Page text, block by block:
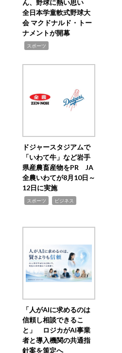
ん、野球に熱い思い
全日本学童軟式野球大
会 マクドナルド・トー
ナメントが開幕
スポーツ
ドジャースタジアムで
「いわて牛」など岩手
県産農畜産物をPR JA
全農いわてが8月10日～
12日に実施
スポーツ ビジネス
「人がAIに求めるのは
信頼し相談できるこ
と」 ロジカがAI事業
者と導入機関の共通指
針案を策定へ